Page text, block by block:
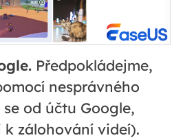
Předpokládejme,
nesprávného
od účtu Google,
zálohování videí).